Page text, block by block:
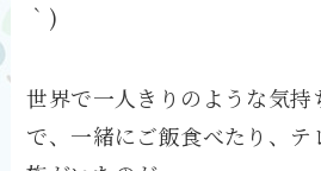
｀)
世界で一人きりのような気持
で、一緒にご飯食べたり、テ